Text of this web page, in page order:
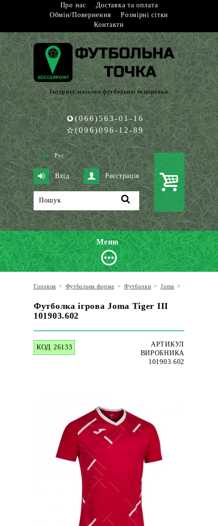
Про нас
Доставка та оплата
Обмін/Повернення
Розмірні сітки
Контакти
Інтернет-магазин футбольної екіпіровки
(066)563-01-16
(096)096-12-89
Укр Рус
Вхід Реєстрація
Меню
Головна > Футбольна форма > Футболки > Joma > Футболка
Футболка ігрова Joma Tiger III
101903.602
КОД 26133
АРТИКУЛ
ВИРОБНИКА
101903.602